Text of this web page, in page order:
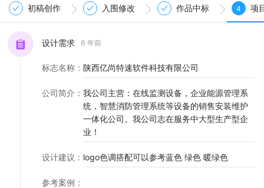
LOGO
初稿创作 入围修改 作品中标 4 项
设计需求 6 年前
标志名称 ： 陕西亿尚特速软件科技有限公司
公司简介 ： 我公司主营：在线监测设备，企业能源管理系
统，智慧消防管理系统等设备的销售安装维护
一体化公司。我公司志在服务中大型生产型企
业！
设计建议 ： logo色调搭配可以参考蓝色 绿色 暖绿色
参考案例 ：